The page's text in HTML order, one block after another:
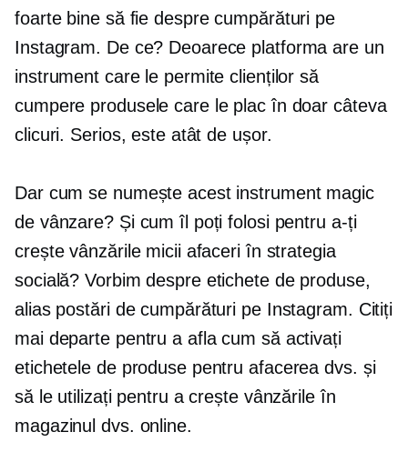
foarte bine să fie despre cumpărături pe
Instagram. De ce? Deoarece platforma are un
instrument care le permite clienților să
cumpere produsele care le plac în doar câteva
clicuri. Serios, este atât de ușor.
Dar cum se numește acest instrument magic
de vânzare? Și cum îl poți folosi pentru a-ți
crește vânzările micii afaceri în strategia
socială? Vorbim despre etichete de produse,
alias postări de cumpărături pe Instagram. Citiți
mai departe pentru a afla cum să activați
etichetele de produse pentru afacerea dvs. și
să le utilizați pentru a crește vânzările în
magazinul dvs. online.